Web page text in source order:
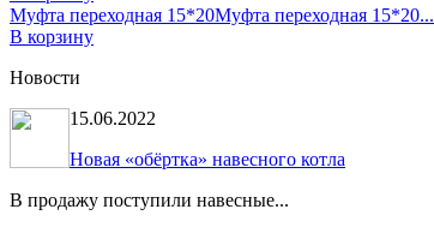
Муфта переходная 15*20Муфта переходная 15*20...
В корзину
Новости
15.06.2022
Новая «обёртка» навесного котла
В продажу поступили навесные...